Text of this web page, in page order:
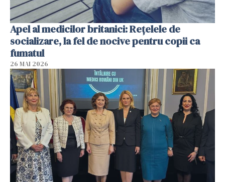
Apel al medicilor britanici: Reţelele de
socializare, la fel de nocive pentru copii ca
fumatul
26 MAI 2026